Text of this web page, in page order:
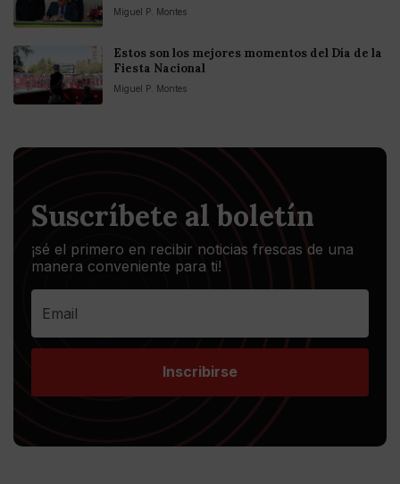
Miguel P. Montes
Estos son los mejores momentos del Día de la
Fiesta Nacional
Miguel P. Montes
Suscríbete al boletín
¡sé el primero en recibir noticias frescas de una
manera conveniente para ti!
Inscribirse